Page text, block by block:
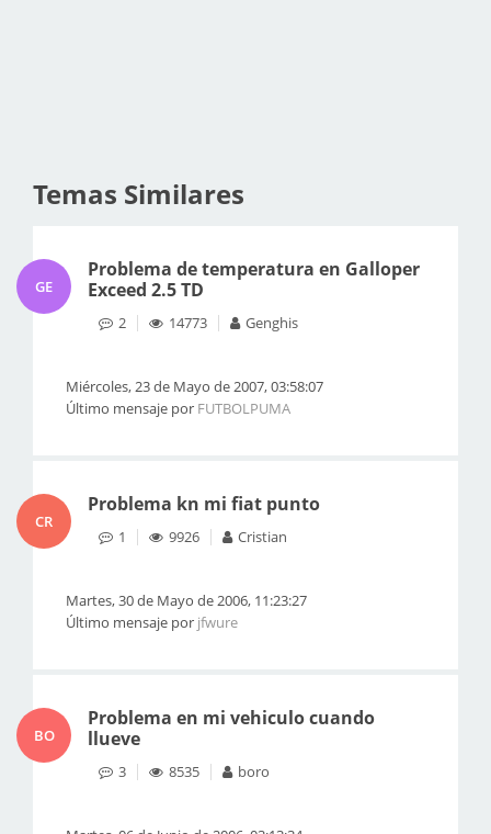
Temas Similares
GE
Problema de temperatura en Galloper
Exceed 2.5 TD
2 14773 Genghis
Miércoles, 23 de Mayo de 2007, 03:58:07
Último mensaje por FUTBOLPUMA
CR
Problema kn mi fiat punto
1 9926 Cristian
Martes, 30 de Mayo de 2006, 11:23:27
Último mensaje por jfwure
BO
Problema en mi vehiculo cuando
llueve
3 8535 boro